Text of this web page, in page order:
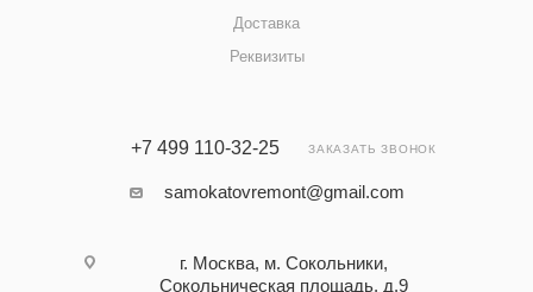
Доставка
Реквизиты
+7 499 110-32-25 ЗАКАЗАТЬ ЗВОНОК
samokatovremont@gmail.com
г. Москва, м. Сокольники,
Сокольническая площадь, д.9